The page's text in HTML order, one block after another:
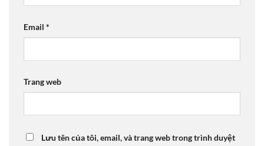
Email *
Trang web
Lưu tên của tôi, email, và trang web trong trình duyệt